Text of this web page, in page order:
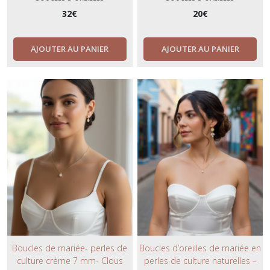
32€
AJOUTER AU PANIER
20€
AJOUTER AU PANIER
Boucles de mariée- perles de
culture crème 7 mm- Clous
Boucles d’oreilles de mariée en
perles de culture naturelles –